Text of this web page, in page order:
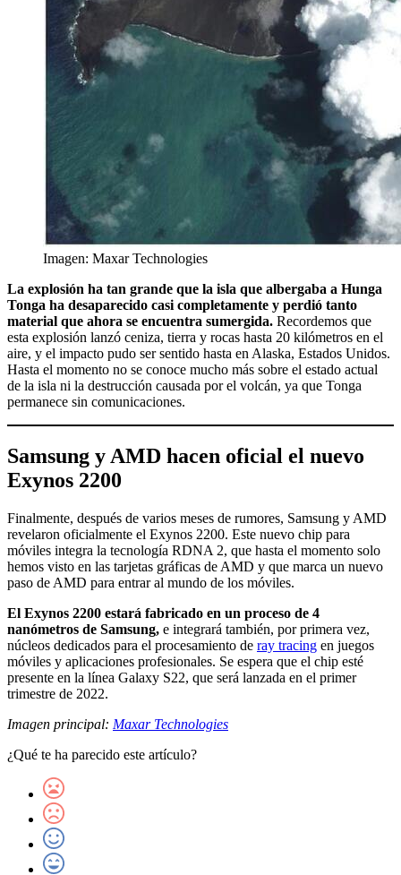
Imagen: Maxar Technologies
La explosión ha tan grande que la isla que albergaba a Hunga
Tonga ha desaparecido casi completamente y perdió tanto
material que ahora se encuentra sumergida. Recordemos que
esta explosión lanzó ceniza, tierra y rocas hasta 20 kilómetros en el
aire, y el impacto pudo ser sentido hasta en Alaska, Estados Unidos.
Hasta el momento no se conoce mucho más sobre el estado actual
de la isla ni la destrucción causada por el volcán, ya que Tonga
permanece sin comunicaciones.
Samsung y AMD hacen oficial el nuevo
Exynos 2200
Finalmente, después de varios meses de rumores, Samsung y AMD
revelaron oficialmente el Exynos 2200. Este nuevo chip para
móviles integra la tecnología RDNA 2, que hasta el momento solo
hemos visto en las tarjetas gráficas de AMD y que marca un nuevo
paso de AMD para entrar al mundo de los móviles.
El Exynos 2200 estará fabricado en un proceso de 4
nanómetros de Samsung, e integrará también, por primera vez,
núcleos dedicados para el procesamiento de ray tracing en juegos
móviles y aplicaciones profesionales. Se espera que el chip esté
presente en la línea Galaxy S22, que será lanzada en el primer
trimestre de 2022.
Imagen principal: Maxar Technologies
¿Qué te ha parecido este artículo?